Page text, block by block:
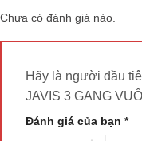
Chưa có đánh giá nào.
Hãy là người đầu
JAVIS 3 GANG
Đánh giá của bạn *